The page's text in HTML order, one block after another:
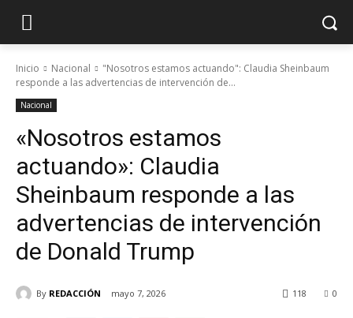
Inicio Nacional
"Nosotros estamos actuando": Claudia Sheinbaum
responde a las advertencias de intervención de...
Nacional
«Nosotros estamos
actuando»: Claudia
Sheinbaum responde a las
advertencias de intervención
de Donald Trump
By REDACCIÓN mayo 7, 2026 0
118